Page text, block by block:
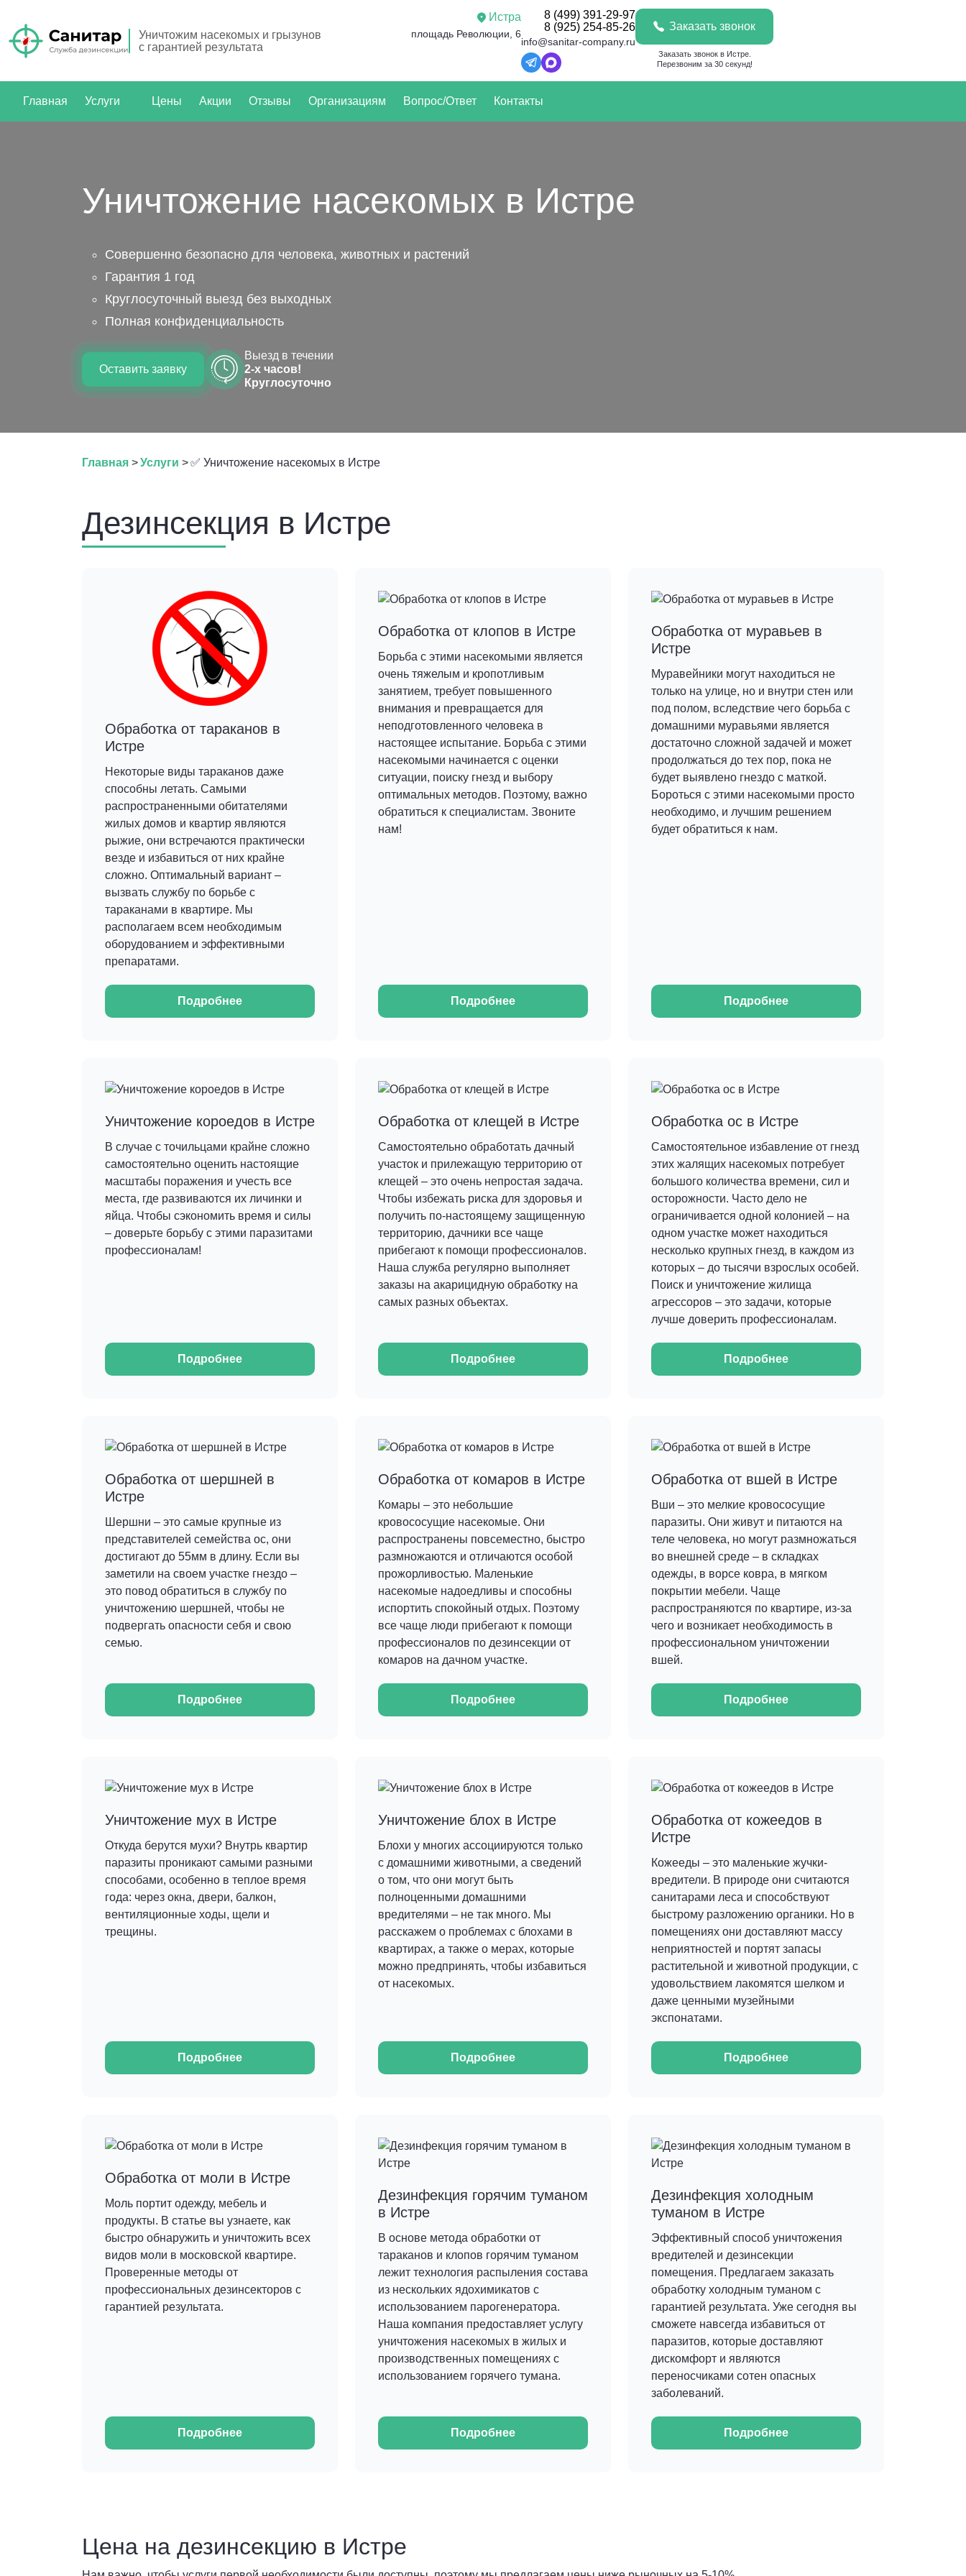
Уничтожим насекомых и грызунов
с гарантией результата
Истра
площадь Революции, 6
8 (499) 391-29-97
8 (925) 254-85-26
info@sanitar-company.ru
Заказать звонок
Заказать звонок в Истре.
Перезвоним за 30 секунд!
Главная Услуги Цены Акции Отзывы Организациям Вопрос/Ответ Контакты
Уничтожение насекомых в Истре
Совершенно безопасно для человека, животных и растений
Гарантия 1 год
Круглосуточный выезд без выходных
Полная конфиденциальность
Оставить заявку
Выезд в течении
2-х часов!
Круглосуточно
Главная >Услуги >✅ Уничтожение насекомых в Истре
Дезинсекция в Истре
Обработка от тараканов в
Истре
Некоторые виды тараканов даже
способны летать. Самыми
распространенными обитателями
жилых домов и квартир являются
рыжие, они встречаются практически
везде и избавиться от них крайне
сложно. Оптимальный вариант –
вызвать службу по борьбе с
тараканами в квартире. Мы
располагаем всем необходимым
оборудованием и эффективными
препаратами.
Подробнее
Обработка от клопов в Истре
Борьба с этими насекомыми является
очень тяжелым и кропотливым
занятием, требует повышенного
внимания и превращается для
неподготовленного человека в
настоящее испытание. Борьба с этими
насекомыми начинается с оценки
ситуации, поиску гнезд и выбору
оптимальных методов. Поэтому, важно
обратиться к специалистам. Звоните
нам!
Подробнее
Обработка от муравьев в
Истре
Муравейники могут находиться не
только на улице, но и внутри стен или
под полом, вследствие чего борьба с
домашними муравьями является
достаточно сложной задачей и может
продолжаться до тех пор, пока не
будет выявлено гнездо с маткой.
Бороться с этими насекомыми просто
необходимо, и лучшим решением
будет обратиться к нам.
Подробнее
Уничтожение короедов в Истре
В случае с точильцами крайне сложно
самостоятельно оценить настоящие
масштабы поражения и учесть все
места, где развиваются их личинки и
яйца. Чтобы сэкономить время и силы
– доверьте борьбу с этими паразитами
профессионалам!
Подробнее
Обработка от клещей в Истре
Самостоятельно обработать дачный
участок и прилежащую территорию от
клещей – это очень непростая задача.
Чтобы избежать риска для здоровья и
получить по-настоящему защищенную
территорию, дачники все чаще
прибегают к помощи профессионалов.
Наша служба регулярно выполняет
заказы на акарицидную обработку на
самых разных объектах.
Подробнее
Обработка ос в Истре
Самостоятельное избавление от гнезд
этих жалящих насекомых потребует
большого количества времени, сил и
осторожности. Часто дело не
ограничивается одной колонией – на
одном участке может находиться
несколько крупных гнезд, в каждом из
которых – до тысячи взрослых особей.
Поиск и уничтожение жилища
агрессоров – это задачи, которые
лучше доверить профессионалам.
Подробнее
Обработка от шершней в
Истре
Шершни – это самые крупные из
представителей семейства ос, они
достигают до 55мм в длину. Если вы
заметили на своем участке гнездо –
это повод обратиться в службу по
уничтожению шершней, чтобы не
подвергать опасности себя и свою
семью.
Подробнее
Обработка от комаров в Истре
Комары – это небольшие
кровососущие насекомые. Они
распространены повсеместно, быстро
размножаются и отличаются особой
прожорливостью. Маленькие
насекомые надоедливы и способны
испортить спокойный отдых. Поэтому
все чаще люди прибегают к помощи
профессионалов по дезинсекции от
комаров на дачном участке.
Подробнее
Обработка от вшей в Истре
Вши – это мелкие кровососущие
паразиты. Они живут и питаются на
теле человека, но могут размножаться
во внешней среде – в складках
одежды, в ворсе ковра, в мягком
покрытии мебели. Чаще
распространяются по квартире, из-за
чего и возникает необходимость в
профессиональном уничтожении
вшей.
Подробнее
Уничтожение мух в Истре
Откуда берутся мухи? Внутрь квартир
паразиты проникают самыми разными
способами, особенно в теплое время
года: через окна, двери, балкон,
вентиляционные ходы, щели и
трещины.
Подробнее
Уничтожение блох в Истре
Блохи у многих ассоциируются только
с домашними животными, а сведений
о том, что они могут быть
полноценными домашними
вредителями – не так много. Мы
расскажем о проблемах с блохами в
квартирах, а также о мерах, которые
можно предпринять, чтобы избавиться
от насекомых.
Подробнее
Обработка от кожеедов в
Истре
Кожееды – это маленькие жучки-
вредители. В природе они считаются
санитарами леса и способствуют
быстрому разложению органики. Но в
помещениях они доставляют массу
неприятностей и портят запасы
растительной и животной продукции, с
удовольствием лакомятся шелком и
даже ценными музейными
экспонатами.
Подробнее
Обработка от моли в Истре
Моль портит одежду, мебель и
продукты. В статье вы узнаете, как
быстро обнаружить и уничтожить всех
видов моли в московской квартире.
Проверенные методы от
профессиональных дезинсекторов с
гарантией результата.
Подробнее
Дезинфекция горячим туманом
в Истре
В основе метода обработки от
тараканов и клопов горячим туманом
лежит технология распыления состава
из нескольких ядохимикатов с
использованием парогенератора.
Наша компания предоставляет услугу
уничтожения насекомых в жилых и
производственных помещениях с
использованием горячего тумана.
Подробнее
Дезинфекция холодным
туманом в Истре
Эффективный способ уничтожения
вредителей и дезинсекции
помещения. Предлагаем заказать
обработку холодным туманом с
гарантией результата. Уже сегодня вы
сможете навсегда избавиться от
паразитов, которые доставляют
дискомфорт и являются
переносчиками сотен опасных
заболеваний.
Подробнее
Цена на дезинсекцию в Истре